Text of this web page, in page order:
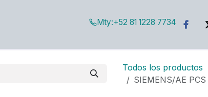
Mty:+52 81 1228 7734
Todos los productos
SIEMENS/AE